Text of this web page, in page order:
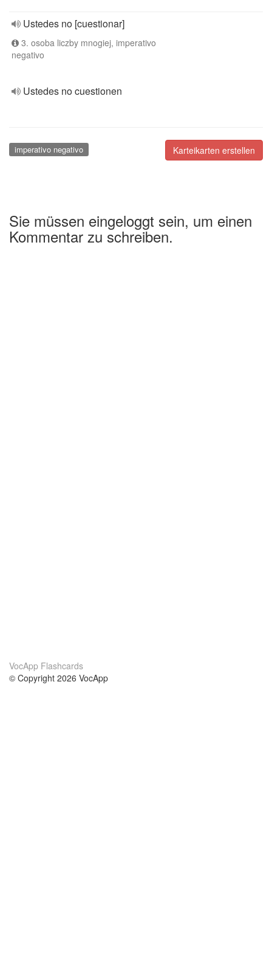
Ustedes no [cuestionar]
3. osoba liczby mnogiej, imperativo
negativo
Ustedes no cuestionen
Karteikarten erstellen
imperativo negativo
Sie müssen eingeloggt sein, um einen
Kommentar zu schreiben.
VocApp Flashcards
© Copyright 2026 VocApp